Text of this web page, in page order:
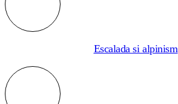
Escalada si alpinism